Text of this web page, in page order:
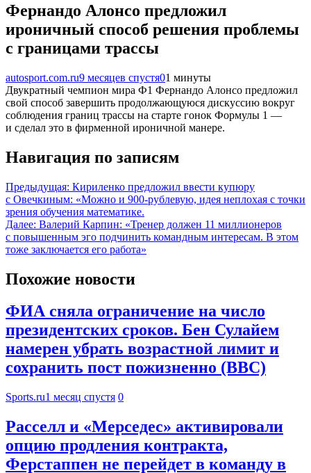
Фернандо Алонсо предложил
ироничный способ решения проблемы
с границами трассы
autosport.com.ru9 месяцев спустя01 минуты
Двукратный чемпион мира Ф1 Фернандо Алонсо предложил
свой способ завершить продолжающуюся дискуссию вокруг
соблюдения границ трассы на старте гонок Формулы 1 —
и сделал это в фирменной ироничной манере.
Навигация по записям
Предыдущая: Кириленко предложил ввести купюру
с Овечкиным: «Можно и 900-рублевую, идея неплохая с точки
зрения обучения математике.
Далее: Валерий Карпин: «Тренер должен 11 миллионеров
с повышенным эго подчинить командным интересам. В этом
тоже заключается его работа»
Похожие новости
ФИА сняла ограничение на число
президентских сроков. Бен Сулайем
намерен убрать возрастной лимит и
сохранить пост пожизненно (BBC)
Sports.ru1 месяц спустя 0
Расселл и «Мерседес» активировали
опцию продления контракта,
Ферстаппен не перейдет в команду в